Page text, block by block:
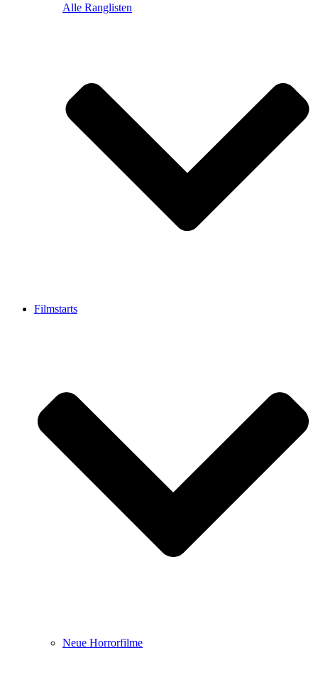
Alle Ranglisten
Filmstarts
Neue Horrorfilme